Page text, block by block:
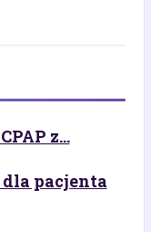
z...
pacjenta